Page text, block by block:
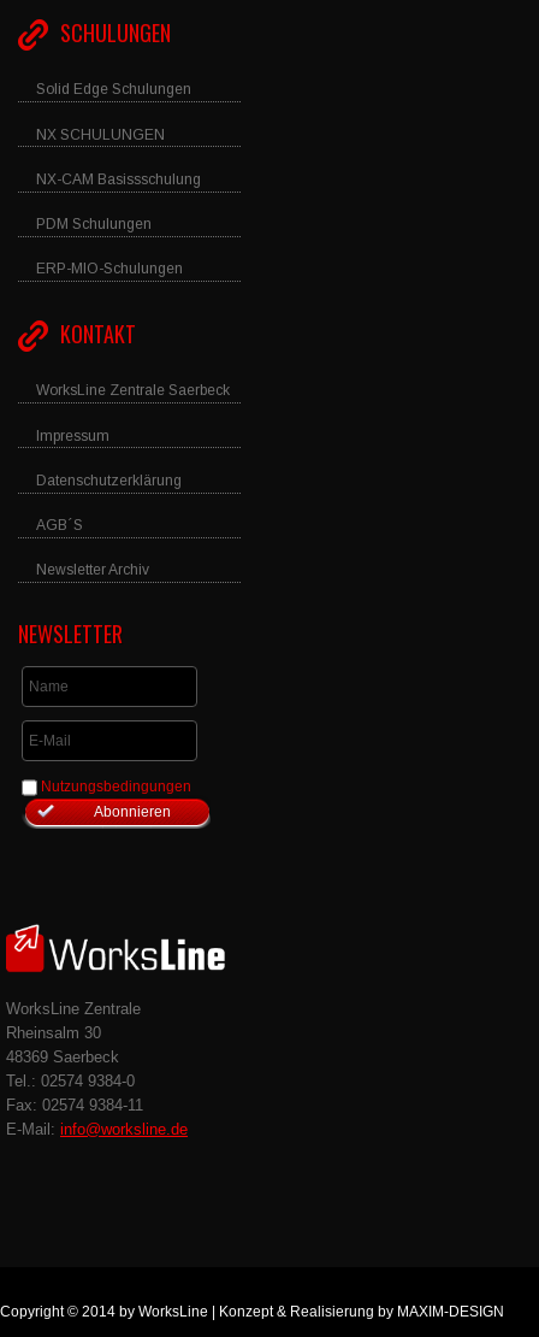
SCHULUNGEN
Solid Edge Schulungen
NX SCHULUNGEN
NX-CAM Basissschulung
PDM Schulungen
ERP-MIO-Schulungen
KONTAKT
WorksLine Zentrale Saerbeck
Impressum
Datenschutzerklärung
AGB´S
Newsletter Archiv
NEWSLETTER
Nutzungsbedingungen
WorksLine Zentrale
Rheinsalm 30
48369 Saerbeck
Tel.: 02574 9384-0
Fax: 02574 9384-11
E-Mail: info@worksline.de
Copyright © 2014 by WorksLine | Konzept & Realisierung by MAXIM-DESIGN